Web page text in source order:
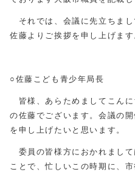
それでは、会議に先立ちま
佐藤よりご挨拶を申し上げます
○佐藤こども青少年局長
皆様、あらためましてこん
の佐藤でございます。会議の
を申し上げたいと思います。
委員の皆様方におかれまして
ことで、忙しいこの時期に、